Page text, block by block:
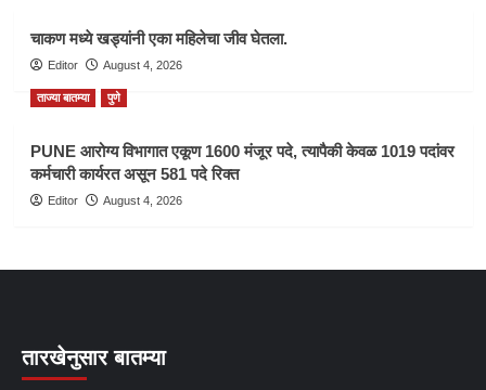
चाकण मध्ये खड्यांनी एका महिलेचा जीव घेतला.
Editor August 4, 2026
ताज्या बातम्या पुणे
PUNE आरोग्य विभागात एकूण 1600 मंजूर पदे, त्यापैकी केवळ 1019 पदांवर
कर्मचारी कार्यरत असून 581 पदे रिक्त
Editor August 4, 2026
तारखेनुसार बातम्या